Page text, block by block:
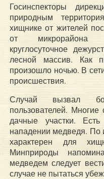
Госинспекторы
природным
хищнике от жителей
от микрорайона
круглосуточное
лесной массив. Как
произошло ночью. В
происшествия.
Случай вызвал
пользователей.
дачные участки.
нападении медведя. По
характерен для
Минприроды
медведем следует
случае не пытаться